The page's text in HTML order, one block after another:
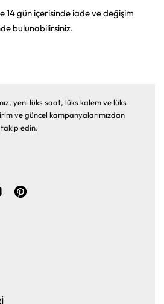
14 gün içerisinde iade ve değişim
bulunabilirsiniz.
yeni lüks saat, lüks kalem ve lüks
ve güncel kampanyalarımızdan
edin.